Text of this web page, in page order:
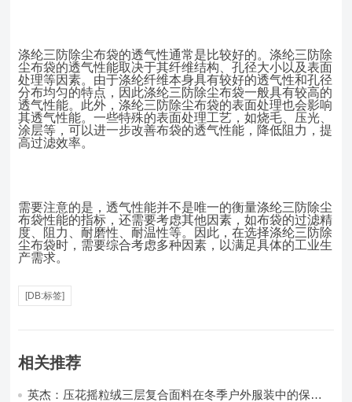
涤纶三防除尘布袋的透气性通常是比较好的。涤纶三防除
尘布袋的透气性能取决于其纤维结构、孔径大小以及表面
处理等因素。由于涤纶纤维本身具有较好的透气性和孔径
分布均匀的特点，因此涤纶三防除尘布袋一般具有较高的
透气性能。此外，涤纶三防除尘布袋的表面处理也会影响
其透气性能。一些特殊的表面处理工艺，如烧毛、压光、
涂层等，可以进一步改善布袋的透气性能，降低阻力，提
高过滤效率。
需要注意的是，透气性能并不是唯一的衡量涤纶三防除尘
布袋性能的指标，还需要考虑其他因素，如布袋的过滤精
度、阻力、耐磨性、耐温性等。因此，在选择涤纶三防除
尘布袋时，需要综合考虑多种因素，以满足具体的工业生
产需求。
[DB:标签]
相关推荐
英杰：压花摇粒绒三层复合面料在冬季户外服装中的保暖